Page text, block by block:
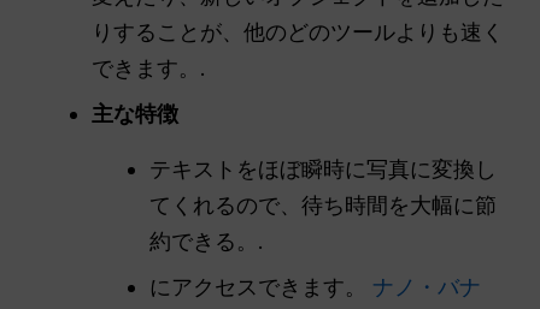
りすることが、他のどのツールよりも速く
できます。.
主な特徴
テキストをほぼ瞬時に写真に変換し
てくれるので、待ち時間を大幅に節
約できる。.
にアクセスできます。 ナノ・バナ